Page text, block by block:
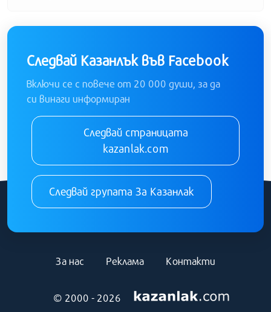
Следвай Казанлък във Facebook
Включи се с повече от 20 000 души, за да
си винаги информиран
Следвай страницата
kazanlak.com
Следвай групата За Казанлак
© 2000 - 2026
За нас Реклама Контакти